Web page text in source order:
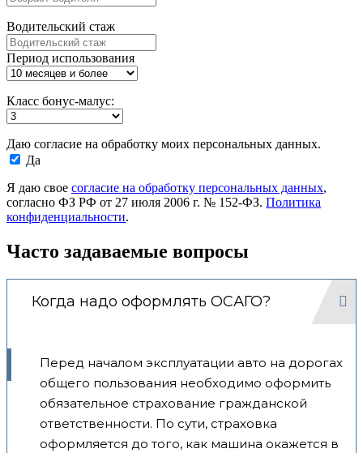
Водительский стаж
Период использования
Класс бонус-малус:
Даю согласие на обработку моих персональных данных.
Да
Я даю свое согласие на обработку персональных данных,
согласно ФЗ РФ от 27 июля 2006 г. № 152-ФЗ. Политика
конфиденциальности.
Часто задаваемые вопросы
Когда надо оформлять ОСАГО?
Перед началом эксплуатации авто на дорогах
общего пользования необходимо оформить
обязательное страхование гражданской
ответственности. По сути, страховка
оформляется до того, как машина окажется в